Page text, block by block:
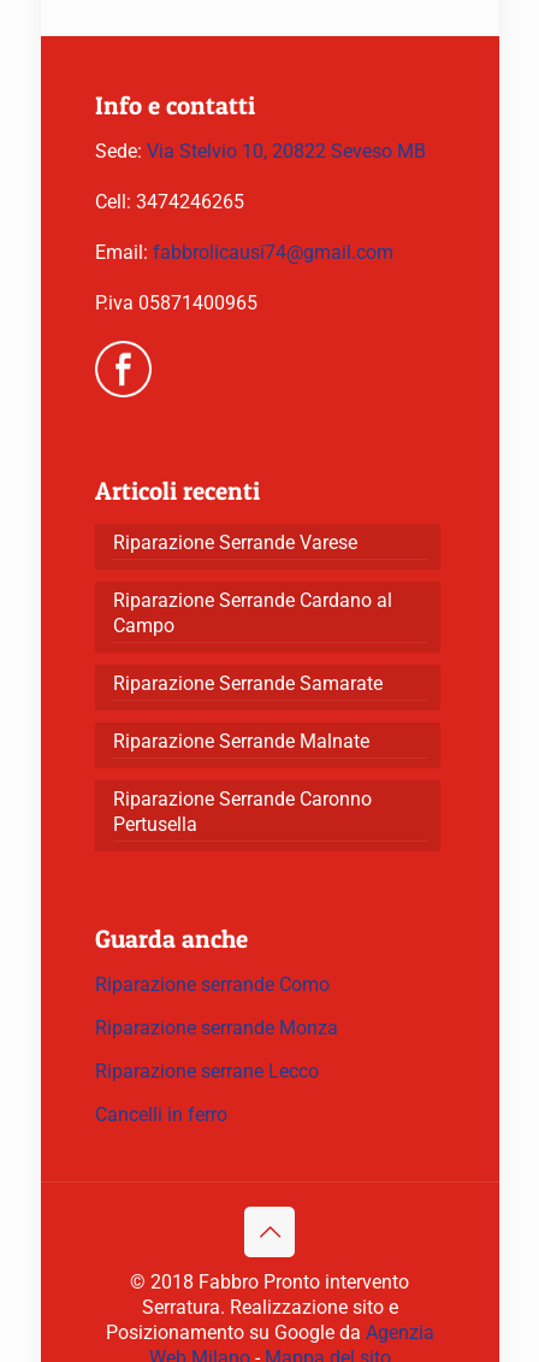
Info e contatti
Sede: Via Stelvio 10, 20822 Seveso MB
Cell: 3474246265
Email: fabbrolicausi74@gmail.com
P.iva 05871400965
Articoli recenti
Riparazione Serrande Varese
Riparazione Serrande Cardano al
Campo
Riparazione Serrande Samarate
Riparazione Serrande Malnate
Riparazione Serrande Caronno
Pertusella
Guarda anche
Riparazione serrande Como
Riparazione serrande Monza
Riparazione serrane Lecco
Cancelli in ferro
© 2018 Fabbro Pronto intervento
Serratura. Realizzazione sito e
Posizionamento su Google da Agenzia